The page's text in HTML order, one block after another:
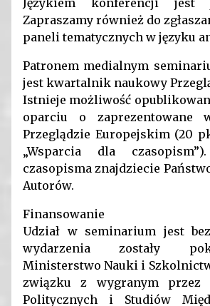
Zapraszamy również do
paneli tematycznych w języku
Patronem medialnym
jest kwartalnik naukowy
Istnieje możliwość
oparciu o zaprezentowane
Przeglądzie Europejskim (20
„Wsparcia dla
czasopisma znajdziecie
Autorów.
Finansowanie
Udział w seminarium jest
wydarzenia zostały
Ministerstwo Nauki i
związku z wygranym przez
Politycznych i Studiów